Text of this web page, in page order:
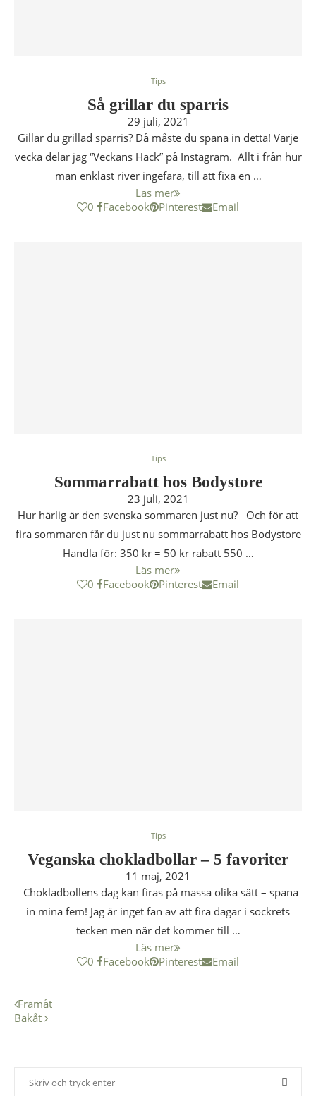
Tips
Så grillar du sparris
29 juli, 2021
Gillar du grillad sparris? Då måste du spana in detta! Varje
vecka delar jag “Veckans Hack” på Instagram. Allt i från hur
man enklast river ingefära, till att fixa en …
Läs mer
0
Facebook Pinterest Email
Tips
Sommarrabatt hos Bodystore
23 juli, 2021
Hur härlig är den svenska sommaren just nu? Och för att
fira sommaren får du just nu sommarrabatt hos Bodystore
Handla för: 350 kr = 50 kr rabatt 550 …
Läs mer
0
Facebook Pinterest Email
Tips
Veganska chokladbollar – 5 favoriter
11 maj, 2021
Chokladbollens dag kan firas på massa olika sätt – spana
in mina fem! Jag är inget fan av att fira dagar i sockrets
tecken men när det kommer till …
Läs mer
0
Facebook Pinterest Email
Framåt
Bakåt